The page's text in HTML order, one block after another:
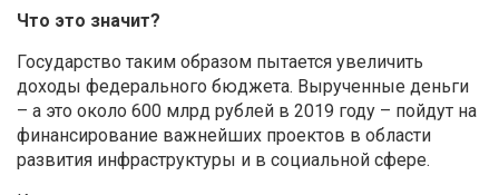
Что это значит?
Государство таким образом пытается увеличить
доходы федерального бюджета. Вырученные деньги
– а это около 600 млрд рублей в 2019 году – пойдут на
финансирование важнейших проектов в области
развития инфраструктуры и в социальной сфере.